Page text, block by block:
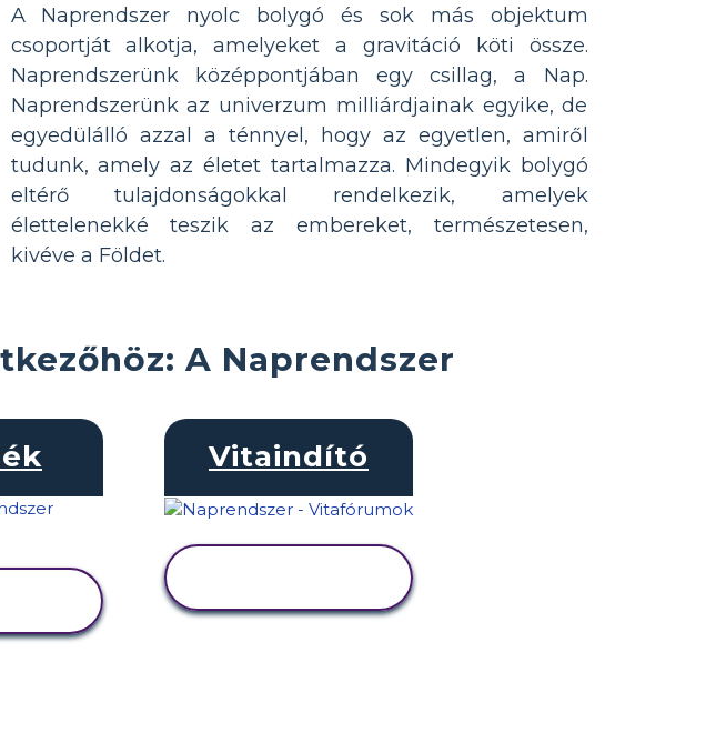
A Naprendszer nyolc bolygó és sok más objektum
csoportját alkotja, amelyeket a gravitáció köti össze.
Naprendszerünk középpontjában egy csillag, a Nap.
Naprendszerünk az univerzum milliárdjainak egyike, de
egyedülálló azzal a ténnyel, hogy az egyetlen, amiről
tudunk, amely az életet tartalmazza. Mindegyik bolygó
eltérő tulajdonságokkal rendelkezik, amelyek
élettelenekké teszik az embereket, természetesen,
kivéve a Földet.
A Naprendszer
Vitaindító